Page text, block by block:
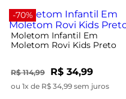
-70%
Moletom Infantil Em
Moletom Rovi Kids Preto
R$ 114,99 R$ 34,99
ou 1x de R$ 34,99 sem juros